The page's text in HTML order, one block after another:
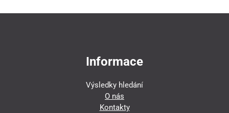
Informace
Výsledky hledání
O nás
Kontakty